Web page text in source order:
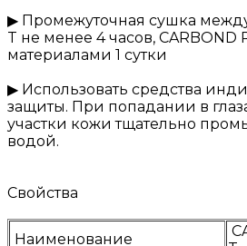
▶ Промежуточная сушка
T не менее 4 часов,
материалами 1 сутки
▶ Использовать средства
защиты. При попадании в
участки кожи тщательно
водой.
Свойства
Наименование